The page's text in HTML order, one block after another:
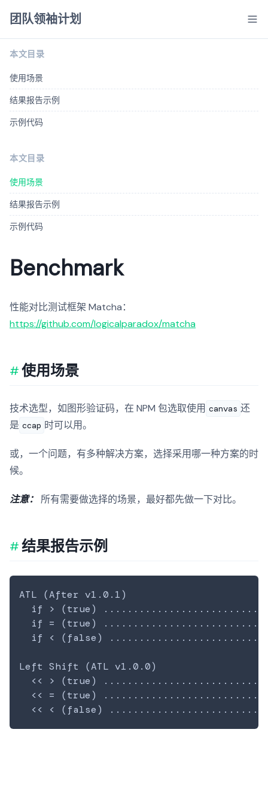
团队领袖计划
Benchmark
性能对比测试框架 Matcha：
https://github.com/logicalparadox/matcha
使用场景
技术选型，如图形验证码，在 NPM 包选取使用 canvas 还
是 ccap 时可以用。
或，一个问题，有多种解决方案，选择采用哪一种方案的时
候。
注意： 所有需要做选择的场景，最好都先做一下对比。
结果报告示例
ATL (After v1.0.1)
if > (true)
if = (true)
if < (false)
Left Shift (ATL v1.0.0)
<< > (true)
<< = (true)
本文目录
使用场景
结果报告示例
示例代码
本文目录
使用场景
结果报告示例
示例代码